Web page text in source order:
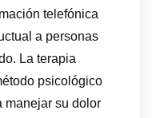
telefónica
a personas
La terapia
psicológico
manejar su dolor